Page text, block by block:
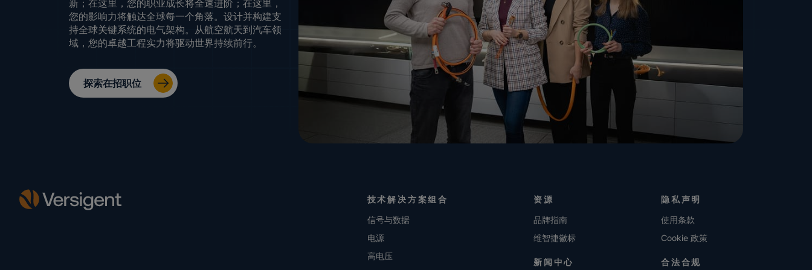
新；在这里，您的职业成长将全速进阶；在这里，
您的影响力将触达全球每一个角落。设计并构建支
持全球关键系统的电气架构。从航空航天到汽车领
域，您的卓越工程实力将驱动世界持续前行。
探索在招职位
技术解决方案组合
信号与数据
电源
高电压
资源
品牌指南
维智捷徽标
新闻中心
隐私声明
使用条款
Cookie 政策
合法合规